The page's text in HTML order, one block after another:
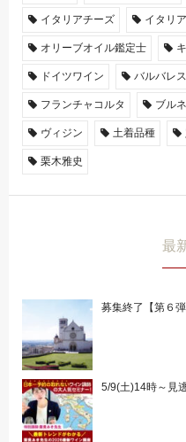
イタリアチーズ イタリ
オリーブオイル鑑定士
ドイツワイン バルバレ
フランチャコルタ ブル
ヴィジン 土着品種
栗木雅史
最
募集終了【第６
5/9(土)14時～見